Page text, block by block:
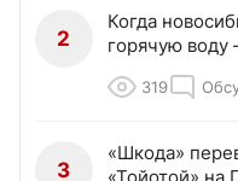
2
Когда
горячую
319
3
«Шкода»